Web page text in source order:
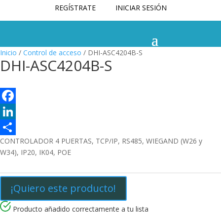
REGÍSTRATE INICIAR SESIÓN
Inicio / Control de acceso / DHI-ASC4204B-S
DHI-ASC4204B-S
F
a
c
b
o
L
i
k
d
C
m
a
CONTROLADOR 4 PUERTAS, TCP/IP, RS485, WIEGAND (W26 y
W34), IP20, IK04, POE
¡Quiero este producto!
Producto añadido correctamente a tu lista